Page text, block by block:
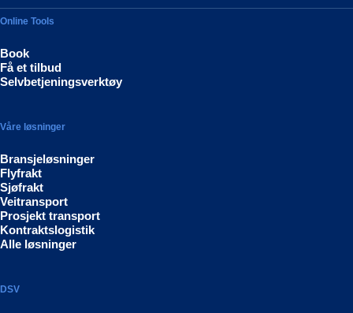
Online Tools
Book
Få et tilbud
Selvbetjeningsverktøy
Våre løsninger
Bransjeløsninger
Flyfrakt
Sjøfrakt
Veitransport
Prosjekt transport
Kontraktslogistik
Alle løsninger
DSV